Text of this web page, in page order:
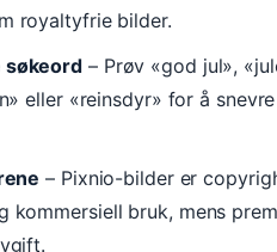
royaltyfrie bilder.
søkeord – Prøv «god jul»,
eller «reinsdyr» for å
– Pixnio-bilder er
kommersiell bruk, mens